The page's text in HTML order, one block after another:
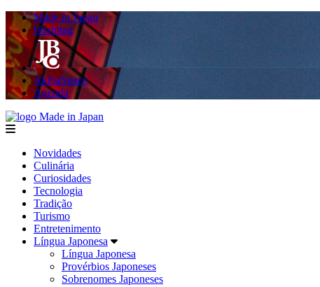
Made in Japan
Hashitag
AkibaSpace
Agenda
menu
Novidades
Culinária
Curiosidades
Tecnologia
Tradição
Turismo
Entretenimento
Língua Japonesa
Língua Japonesa
Provérbios Japoneses
Sobrenomes Japoneses